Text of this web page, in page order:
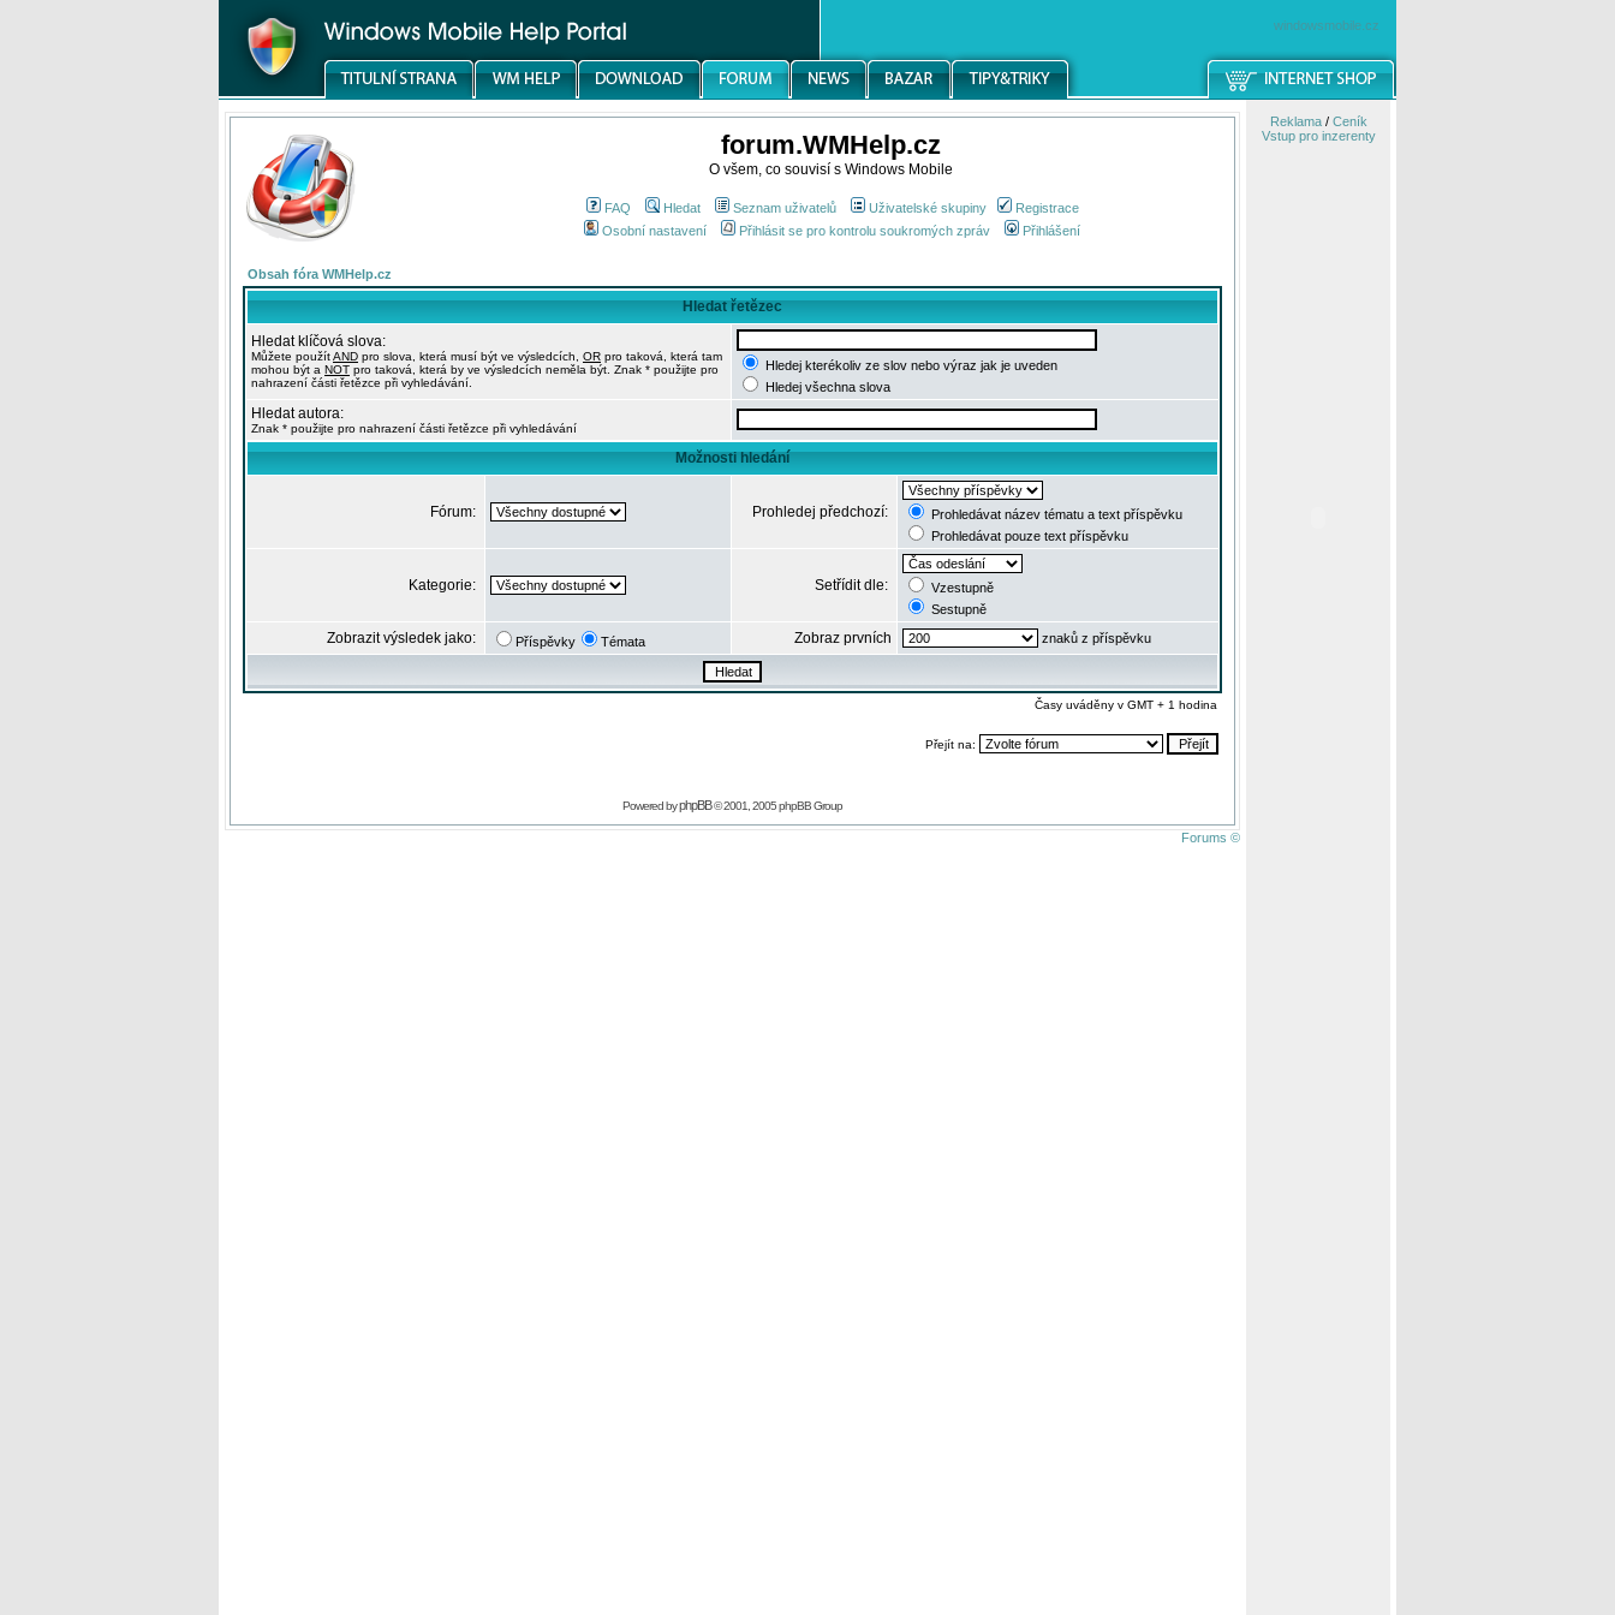
windowsmobile.cz
forum.WMHelp.cz
O všem, co souvisí s Windows Mobile
FAQ Hledat Seznam uživatelů Uživatelské skupiny
Registrace
Osobní nastavení
Přihlásit se pro kontrolu soukromých zpráv Přihlášení
Obsah fóra WMHelp.cz
Hledat řetězec
Hledat klíčová slova:
Můžete použítAND pro slova, která musí být ve výsledcích, OR pro taková, která tam
mohou být a NOT pro taková, která by ve výsledcích neměla být. Znak * použijte pro
nahrazení části řetězce při vyhledávání.
Hledej kterékoliv ze slov nebo výraz jak je uveden
Hledej všechna slova
Hledat autora:
Znak * použijte pro nahrazení části řetězce při vyhledávání
Možnosti hledání
Fórum: Prohledej předchozí:
Prohledávat název tématu a text příspěvku
Prohledávat pouze text příspěvku
Kategorie: Setřídit dle:
Vzestupně
Sestupně
Zobrazit výsledek jako: Příspěvky Témata Zobraz prvních znaků z příspěvku
Časy uváděny v GMT + 1 hodina
Přejít na:
Powered byphpBB© 2001, 2005 phpBB Group
Forums ©
Reklama/ Ceník
Vstup pro inzerenty